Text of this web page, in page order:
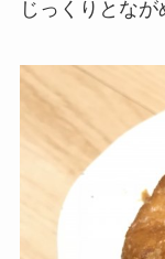
じっくりとなが